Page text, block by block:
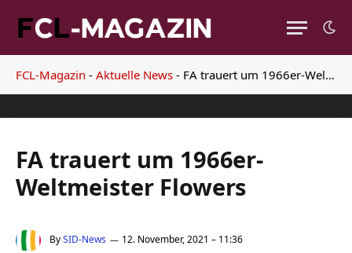
FCL-Magazin - Aktuelle News - FA trauert um 1966er-Weltmeister Flowers
FA trauert um 1966er-
Weltmeister Flowers
BySID-News 12. November, 2021 – 11:36